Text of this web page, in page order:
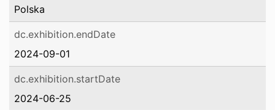
Polska
dc.exhibition.endDate
2024-09-01
dc.exhibition.startDate
2024-06-25